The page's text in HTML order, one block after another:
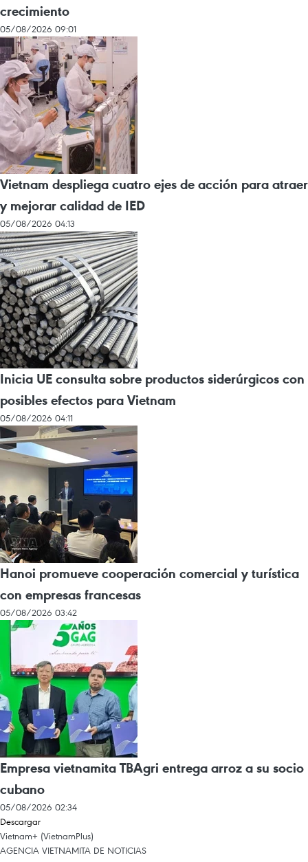
crecimiento
05/08/2026 09:01
Vietnam despliega cuatro ejes de acción para atraer
y mejorar calidad de IED
05/08/2026 04:13
Inicia UE consulta sobre productos siderúrgicos con
posibles efectos para Vietnam
05/08/2026 04:11
Hanoi promueve cooperación comercial y turística
con empresas francesas
05/08/2026 03:42
Empresa vietnamita TBAgri entrega arroz a su socio
cubano
05/08/2026 02:34
Descargar
Vietnam+ (VietnamPlus)
AGENCIA VIETNAMITA DE NOTICIAS